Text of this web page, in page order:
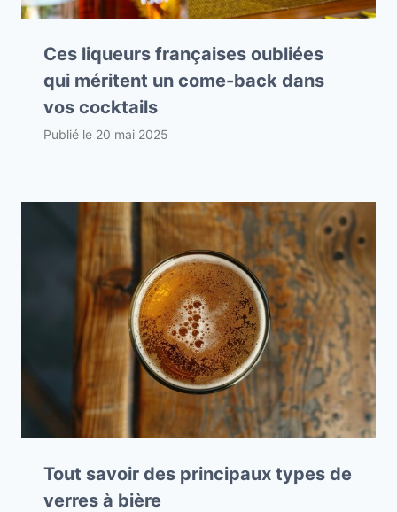
Ces liqueurs françaises oubliées
qui méritent un come-back dans
vos cocktails
Publié le 20 mai 2025
Tout savoir des principaux types de
verres à bière